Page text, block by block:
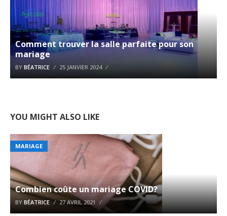
Comment trouver la salle parfaite pour son
mariage
BY BÉATRICE 25 JANVIER 2024
YOU MIGHT ALSO LIKE
MARIAGE
Combien coûte un mariage COVID?
BYBÉATRICE 27 AVRIL 2021